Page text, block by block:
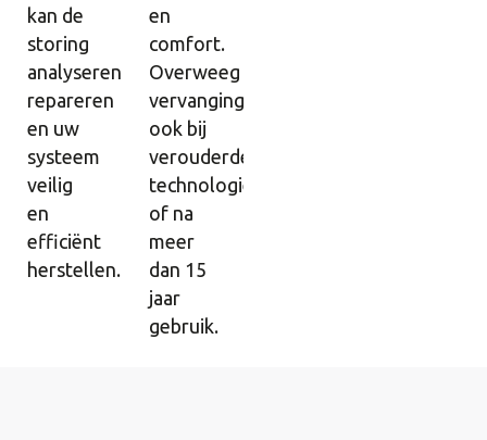
kan de
storing
analyseren,
repareren
en uw
systeem
veilig
en
efficiënt
herstellen.
en
comfort.
Overweeg
vervanging
ook bij
verouderde
technologie
of na
meer
dan 15
jaar
gebruik.